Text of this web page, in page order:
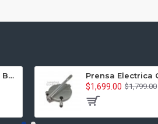
Tortilladora Electrica con Banda Gonzalez TEB-G
$1,699.00 $1,799.00